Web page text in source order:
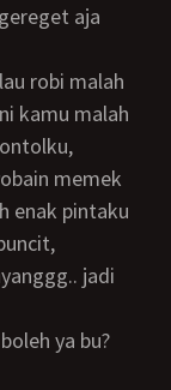
kamu malah
enak pintaku